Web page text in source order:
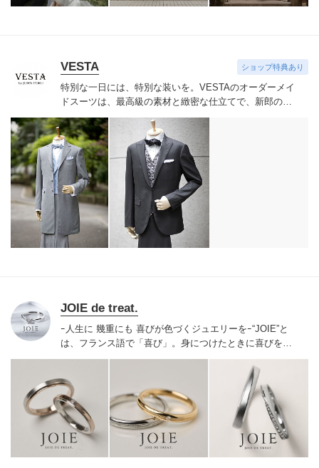
VESTA ショップ特典あり
特別な一日には、特別な装いを。 VESTAのオーダーメイ
ドスーツは、最高級の素材と緻密な仕立てで、新郎の魅
力を最大限に引き出します。自分史上、最高に輝く一着
を纏ってください。
VESTAは、銀座を拠点とするラグジ
ュアリーオーダーメイドブランドです。イタリアのデザ
イン、最高級生地と日本の熟練職人による仕立てを融合
し、新郎の特別な一日を彩るスーツ、タキシード、フロ
ックコートをご提案します。中でも注目は、挙式後にス
ーツとしてリメイク可能なフロックコートスーツ。結婚
式当日限りの装いではなく、その後のビジネスやフォー
マルシーンでも活躍し続ける一着を手にできます。式後
の思い出を纏いながら、新たな人生を歩む新郎にふさわ
る、完璧なフィット感と唯一無二のデザインで、あなた
の特別な瞬間を引き上げます。
のVIPや著名人からも高く支持され、歴代イタリア大使
をはじめとするエグゼクティブたちに愛用されていま
す。上質な素材、美しいシルエット、極上の着心地を追
求し、一着ごとに着る人の存在感を高める仕立てを実現
しています。
JOIE de treat.
ｰ人生に 幾重にも 喜びが色づくジュエリーをｰ“JOIE”と
は、フランス語で「喜び」。身につけたときに喜びを感
じるジュエリーを、という想いからJOIE de treat.は誕生
シンプルな中に細やかな気配りのある絶妙な
デザインと、確かな品質。細身でも強く、洗練された上
品な美しさに定評のあるJOIEのリング。
ふたりらしいこ
だわりを叶える、おふたりのためのリングを、お届けし
ます。